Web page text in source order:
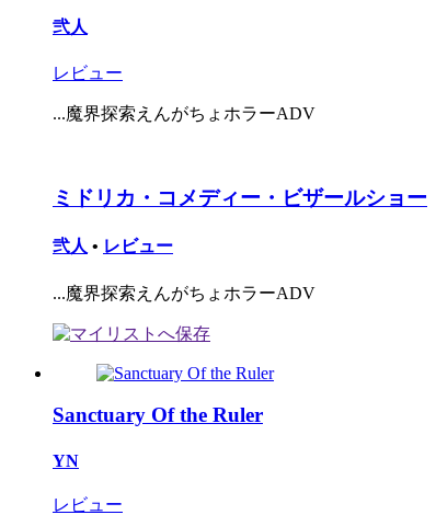
弐人
レビュー
...魔界探索えんがちょホラーADV
ミドリカ・コメディー・ビザールショー
弐人 • レビュー
...魔界探索えんがちょホラーADV
Sanctuary Of the Ruler
YN
レビュー